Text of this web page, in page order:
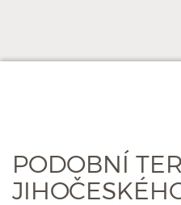
PODOBNÍ